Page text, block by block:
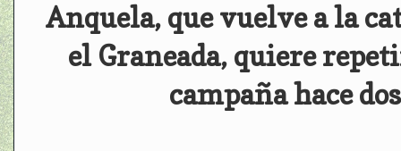
Anquela, que vuelve a la
el Graneada, quiere
campaña hace